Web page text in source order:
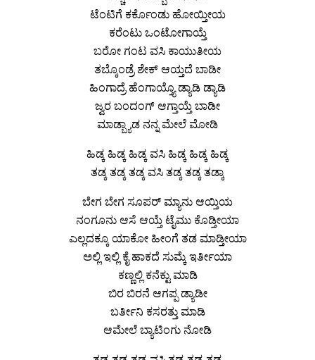
ಟೆಂಟಿಗೆ ಕರ್ಕೊಂಡು ಹೋಯ್ತೀಯ
ಕರೆಂಟು ಒಂಟೋಗಾಯ್ತೆ
ಬರೋ ಗಂಟ ವಸಿ ಕಾಯುತೀಯ
ತಬ್ಕೊಂಡ್ರೆ ಶೇಕ್ ಆಯ್ತದೆ ಬಾಡೀ
ಹಿಂಗಾದ್ರೆ ಹೆಂಗಾಯ್ತ್ಯೊ ಡ್ಯಾಡಿ ಡ್ಯಾಡಿ
ಜ್ವರ ಬಂದಂಗ್ ಆಗ್ತಾಯ್ತೆ ಬಾಡೀ
ಮಾಡ್ಬ್ಯಾಡ ನನ್ನ ಮೇಲೆ ಮೋಡಿ
ಹಿಡ್ಕ ಹಿಡ್ಕ ಹಿಡ್ಕ ವಸಿ ಹಿಡ್ಕ ಹಿಡ್ಕ ಹಿಡ್ಕ
ತಡ್ಕ ತಡ್ಕ ತಡ್ಕ ವಸಿ ತಡ್ಕ ತಡ್ಕ ತಡ್ಕಾ
ಬೇಗ ಬೇಗ ಸೂಪರ್ ಮ್ಯಾನು ಆಯ್ತಿಯ
ನಂಗೂನು ಆಸೆ ಆಯ್ತೆ ಟೈಮು ಕೊಡ್ತೀಯಾ
ಎಲ್ಲದಕ್ಕೂ ಯಾಕೋ ಹೀಂಗೆ ತಡ ಮಾಡ್ತೀಯಾ
ಅಲ್ಲಿ ಇಲ್ಲಿ ಕೈ ಹಾಕದೆ ಸುಮ್ಕೆ ಇರ್ತೀಯಾ
ಕಣ್ಣಲ್ಲಿ ಕನೆಕ್ಟು ಮಾಡಿ
ಬಿರ ಬಿರನೆ ಆಗಪ್ಪ ಡ್ಯಾಡೀ
ಬರ್ತೀನಿ ಕಸರತ್ತು ಮಾಡಿ
ಆಮೇಲೆ ಬ್ಯಾಟಿಂಗು ನೋಡಿ